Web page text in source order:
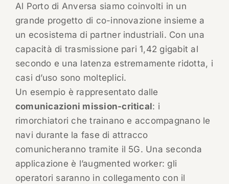
Al Porto di Anversa siamo coinvolti in un
grande progetto di co-innovazione insieme a
un ecosistema di partner industriali. Con una
capacità di trasmissione pari 1,42 gigabit al
secondo e una latenza estremamente ridotta, i
casi d’uso sono molteplici.
Un esempio è rappresentato dalle
comunicazioni mission-critical: i
rimorchiatori che trainano e accompagnano le
navi durante la fase di attracco
comunicheranno tramite il 5G. Una seconda
applicazione è l’augmented worker: gli
operatori saranno in collegamento con il